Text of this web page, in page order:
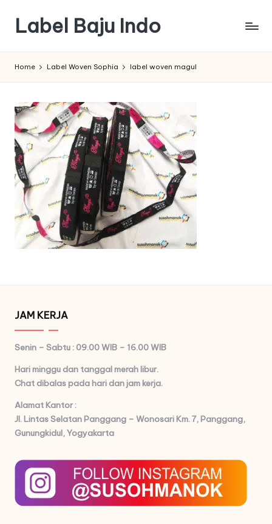
content
Label Baju Indo
Home Label Woven Sophia label woven magul
JAM KERJA
Senin – Sabtu : 09.00 WIB – 16.00 WIB
Hari minggu dan tanggal merah libur.
Chat dibalas pada hari dan jam kerja.
Alamat Kantor :
Jl. Lintas Selatan Panggang – Wonosari Km. 7, Panggang,
Gunungkidul, Yogyakarta